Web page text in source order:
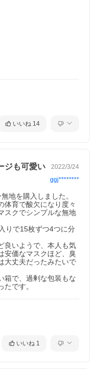
いいね 14
ジも可愛い 2022/3/24
ggj********
地を購入しました。
体育で酸欠になり度々
スクでシンプルな無地
りで15枚ずつ4つに分
良いようで、本人も気
安価なマスクほど、臭
大丈夫だったみたいで
箱で、過剰な包装もな
です。
いいね 1